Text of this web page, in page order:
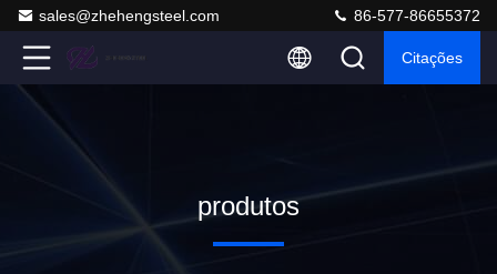
sales@zhehengsteel.com 86-577-86655372
Citações
produtos